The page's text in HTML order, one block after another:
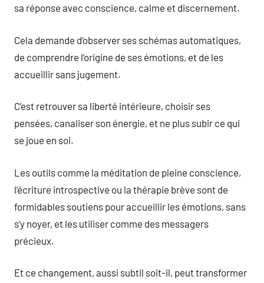
sa réponse avec conscience, calme et discernement.
Cela demande d’observer ses schémas automatiques,
de comprendre l’origine de ses émotions, et de les
accueillir sans jugement.
C’est retrouver sa liberté intérieure, choisir ses
pensées, canaliser son énergie, et ne plus subir ce qui
se joue en soi.
Les outils comme la méditation de pleine conscience,
l’écriture introspective ou la thérapie brève sont de
formidables soutiens pour accueillir les émotions, sans
s’y noyer, et les utiliser comme des messagers
précieux.
Et ce changement, aussi subtil soit-il, peut transformer